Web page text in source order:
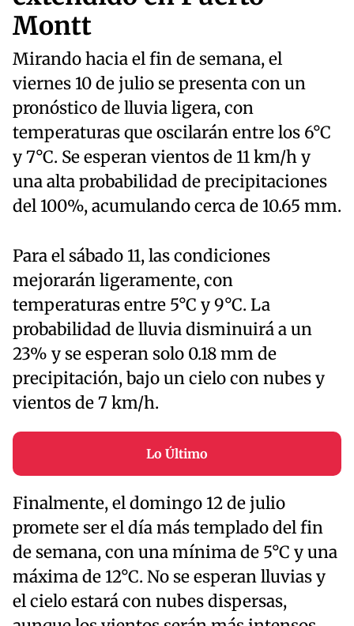
Montt
Mirando hacia el fin de semana, el
viernes 10 de julio se presenta con un
pronóstico de lluvia ligera, con
temperaturas que oscilarán entre los 6°C
y 7°C. Se esperan vientos de 11 km/h y
una alta probabilidad de precipitaciones
del 100%, acumulando cerca de 10.65 mm.
Para el sábado 11, las condiciones
mejorarán ligeramente, con
temperaturas entre 5°C y 9°C. La
probabilidad de lluvia disminuirá a un
23% y se esperan solo 0.18 mm de
precipitación, bajo un cielo con nubes y
vientos de 7 km/h.
Lo Último
Finalmente, el domingo 12 de julio
promete ser el día más templado del fin
de semana, con una mínima de 5°C y una
máxima de 12°C. No se esperan lluvias y
el cielo estará con nubes dispersas,